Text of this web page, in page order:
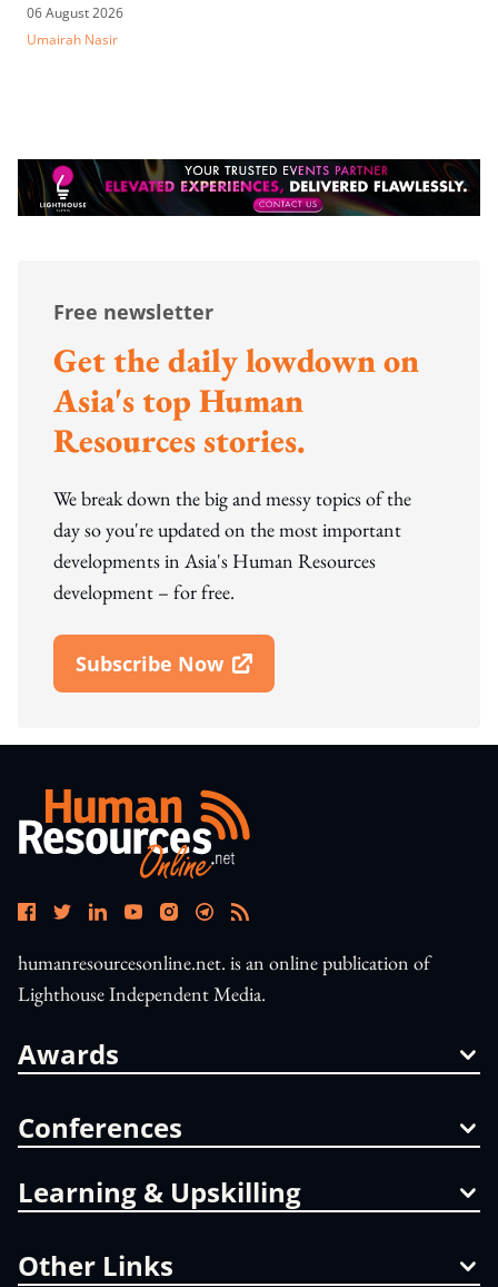
06 August 2026
Umairah Nasir
Free newsletter
Get the daily lowdown on
Asia's top Human
Resources stories.
We break down the big and messy topics of the
day so you're updated on the most important
developments in Asia's Human Resources
development – for free.
Subscribe Now
Open In New Window
humanresourcesonline.net. is an online publication of
Lighthouse Independent Media.
Awards
Conferences
Learning & Upskilling
Other Links